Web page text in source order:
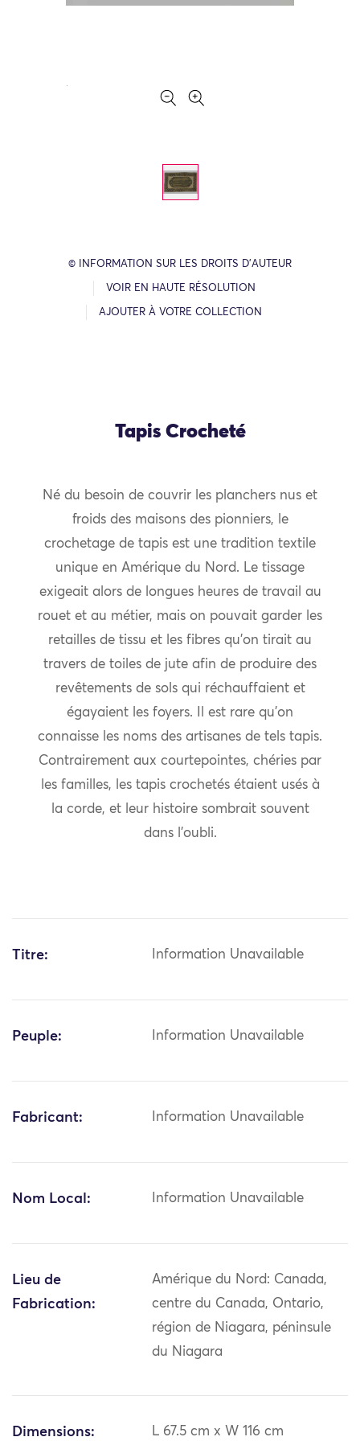
© INFORMATION SUR LES DROITS D’AUTEUR
VOIR EN HAUTE RÉSOLUTION
AJOUTER À VOTRE COLLECTION
Tapis Crocheté
Né du besoin de couvrir les planchers nus et
froids des maisons des pionniers, le
crochetage de tapis est une tradition textile
unique en Amérique du Nord. Le tissage
exigeait alors de longues heures de travail au
rouet et au métier, mais on pouvait garder les
retailles de tissu et les fibres qu’on tirait au
travers de toiles de jute afin de produire des
revêtements de sols qui réchauffaient et
égayaient les foyers. Il est rare qu’on
connaisse les noms des artisanes de tels tapis.
Contrairement aux courtepointes, chéries par
les familles, les tapis crochetés étaient usés à
la corde, et leur histoire sombrait souvent
dans l’oubli.
Titre: Information Unavailable
Peuple: Information Unavailable
Fabricant: Information Unavailable
Nom Local: Information Unavailable
Lieu de
Fabrication:
Amérique du Nord: Canada,
centre du Canada, Ontario,
région de Niagara, péninsule
du Niagara
Dimensions: L 67.5 cm x W 116 cm